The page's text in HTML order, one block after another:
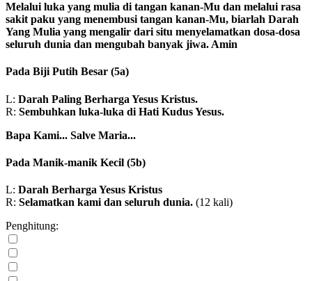
Melalui luka yang mulia di tangan kanan-Mu dan melalui rasa
sakit paku yang menembusi tangan kanan-Mu, biarlah Darah
Yang Mulia yang mengalir dari situ menyelamatkan dosa-dosa
seluruh dunia dan mengubah banyak jiwa. Amin
Pada Biji Putih Besar (5a)
L: Darah Paling Berharga Yesus Kristus.
R: Sembuhkan luka-luka di Hati Kudus Yesus.
Bapa Kami... Salve Maria...
Pada Manik-manik Kecil (5b)
L: Darah Berharga Yesus Kristus
R: Selamatkan kami dan seluruh dunia. (12 kali)
Penghitung: